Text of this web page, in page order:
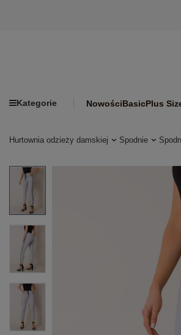
Kategorie NowościBasicPlus
Hurtownia odzieży damskiej Spodnie